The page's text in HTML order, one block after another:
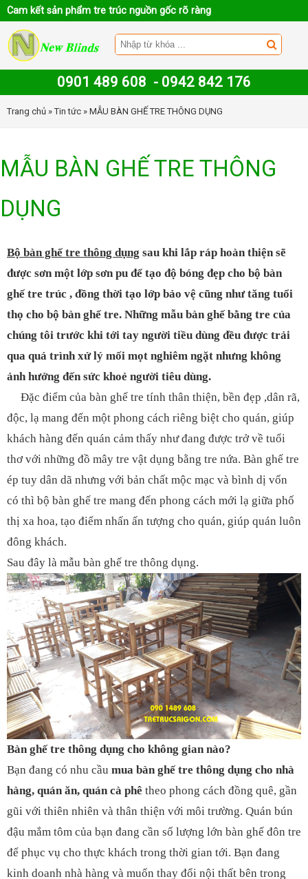
Cam kết sản phẩm tre trúc nguồn gốc rõ ràng
0901 489 608 - 0942 842 176
Trang chủ »Tin tức » MẪU BÀN GHẾ TRE THÔNG DỤNG
MẪU BÀN GHẾ TRE THÔNG
DỤNG
Bộ bàn ghế tre thông dụng sau khi lắp ráp hoàn thiện sẽ
được sơn một lớp sơn pu để tạo độ bóng đẹp cho bộ bàn
ghế tre trúc , đồng thời tạo lớp bảo vệ cũng như tăng tuổi
thọ cho bộ bàn ghế tre. Những mẫu bàn ghế bằng tre của
chúng tôi trước khi tới tay người tiều dùng đều được trải
qua quá trình xử lý mối mọt nghiêm ngặt nhưng không
ảnh hưởng đến sức khoẻ người tiêu dùng.
Đặc điểm của bàn ghế tre tính thân thiện, bền đẹp ,dân rã,
độc, lạ mang đến một phong cách riêng biệt cho quán, giúp
khách hàng đến quán cảm thấy như đang được trở về tuổi
thơ với những đồ mây tre vật dụng bằng tre nứa. Bàn ghế tre
ép tuy dân dã nhưng với bản chất mộc mạc và bình dị vốn
có thì bộ bàn ghế tre mang đến phong cách mới lạ giữa phố
thị xa hoa, tạo điểm nhấn ấn tượng cho quán, giúp quán luôn
đông khách.
Sau đây là mẫu bàn ghế tre thông dụng.
Bàn ghế tre thông dụng cho không gian nào?
Bạn đang có nhu cầu mua bàn ghế tre thông dụng cho nhà
hàng, quán ăn, quán cà phê theo phong cách đồng quê, gần
gũi với thiên nhiên và thân thiện với môi trường. Quán bún
đậu mắm tôm của bạn đang cần số lượng lớn bàn ghế đôn tre
để phục vụ cho thực khách trong thời gian tới. Bạn đang
kinh doanh nhà hàng và muốn thay đổi nội thất bên trong